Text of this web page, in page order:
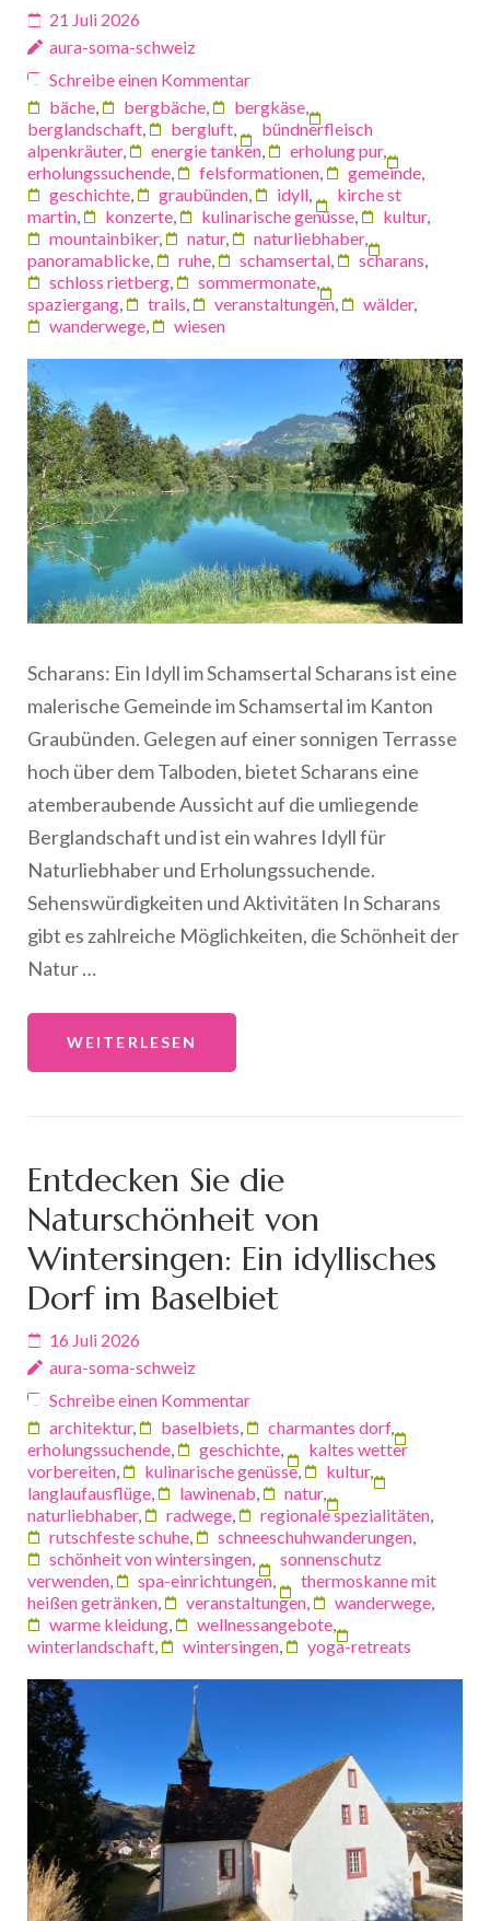
21 Juli 2026
aura-soma-schweiz
Schreibe einen Kommentar
bäche, bergbäche, bergkäse,
berglandschaft, bergluft,
bündnerfleisch
alpenkräuter, energie tanken, erholung pur,
erholungssuchende, felsformationen, gemeinde,
geschichte, graubünden, idyll,
kirche st
martin, konzerte, kulinarische genüsse, kultur,
mountainbiker, natur, naturliebhaber,
panoramablicke, ruhe, schamsertal, scharans,
schloss rietberg, sommermonate,
spaziergang, trails, veranstaltungen, wälder,
wanderwege, wiesen
Scharans: Ein Idyll im Schamsertal Scharans ist eine
malerische Gemeinde im Schamsertal im Kanton
Graubünden. Gelegen auf einer sonnigen Terrasse
hoch über dem Talboden, bietet Scharans eine
atemberaubende Aussicht auf die umliegende
Berglandschaft und ist ein wahres Idyll für
Naturliebhaber und Erholungssuchende.
Sehenswürdigkeiten und Aktivitäten In Scharans
gibt es zahlreiche Möglichkeiten, die Schönheit der
Natur …
WEITERLESEN
Entdecken Sie die
Naturschönheit von
Wintersingen: Ein idyllisches
Dorf im Baselbiet
16 Juli 2026
aura-soma-schweiz
Schreibe einen Kommentar
architektur, baselbiets, charmantes dorf,
erholungssuchende, geschichte,
kaltes wetter
vorbereiten, kulinarische genüsse, kultur,
langlaufausflüge, lawinenab, natur,
naturliebhaber, radwege, regionale spezialitäten,
rutschfeste schuhe, schneeschuhwanderungen,
schönheit von wintersingen,
sonnenschutz
verwenden, spa-einrichtungen,
thermoskanne mit
heißen getränken, veranstaltungen, wanderwege,
warme kleidung, wellnessangebote,
winterlandschaft, wintersingen, yoga-retreats